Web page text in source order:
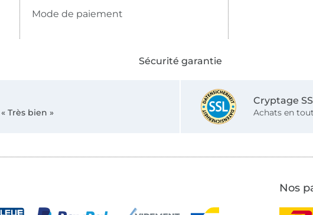
Mode de paiement
Sécurité garantie
« Très bien »
Cryptage
Achats en
Nos